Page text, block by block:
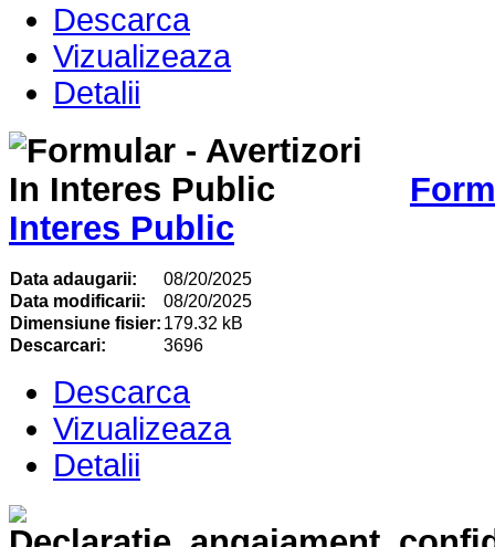
Descarca
Vizualizeaza
Detalii
Interes Public
Data adaugarii:
08/20/2025
Data modificarii:
08/20/2025
Dimensiune fisier: 179.32 kB
Descarcari:
3696
Descarca
Vizualizeaza
Detalii